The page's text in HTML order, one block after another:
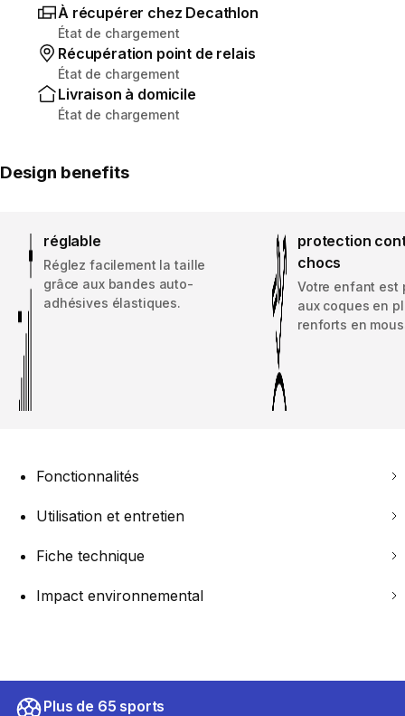
À récupérer chez Decathlon
État de chargement
Récupération point de relais
État de chargement
Livraison à domicile
État de chargement
Design benefits
réglable
Réglez facilement la taille
grâce aux bandes auto-
adhésives élastiques.
protection
chocs
Votre enfant est
aux coques en
renforts en
Fonctionnalités
Utilisation et entretien
Fiche technique
Impact environnemental
Plus de 65 sports